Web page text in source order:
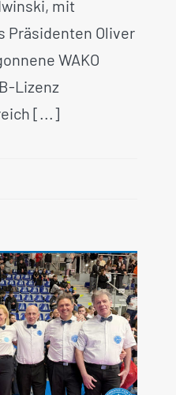
mit
Präsidenten Oliver
WAKO
Lizenz
[...]
beim
2026